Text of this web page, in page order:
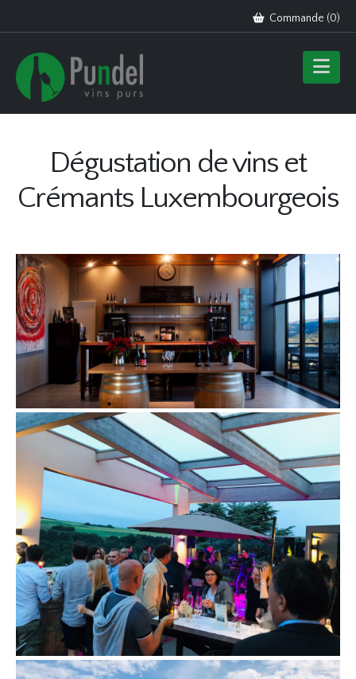
Commande (0)
Dégustation de vins et
Crémants Luxembourgeois